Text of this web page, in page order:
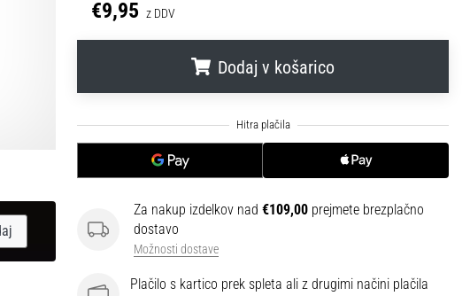
€9,95 z DDV
Dodaj v košarico
Za nakup izdelkov nad €109,00 prejmete brezplačno
dostavo
Možnosti dostave
Plačilo s kartico prek spleta ali z drugimi načini plačila